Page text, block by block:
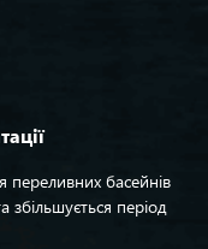
переливних басейнів
збільшується період